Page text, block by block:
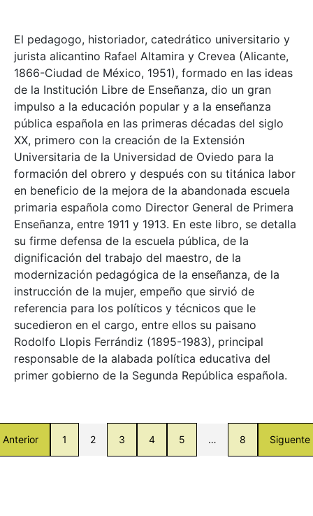
El pedagogo, historiador, catedrático universitario y
jurista alicantino Rafael Altamira y Crevea (Alicante,
1866-Ciudad de México, 1951), formado en las ideas
de la Institución Libre de Enseñanza, dio un gran
impulso a la educación popular y a la enseñanza
pública española en las primeras décadas del siglo
XX, primero con la creación de la Extensión
Universitaria de la Universidad de Oviedo para la
formación del obrero y después con su titánica labor
en beneficio de la mejora de la abandonada escuela
primaria española como Director General de Primera
Enseñanza, entre 1911 y 1913. En este libro, se detalla
su firme defensa de la escuela pública, de la
dignificación del trabajo del maestro, de la
modernización pedagógica de la enseñanza, de la
instrucción de la mujer, empeño que sirvió de
referencia para los políticos y técnicos que le
sucedieron en el cargo, entre ellos su paisano
Rodolfo Llopis Ferrándiz (1895-1983), principal
responsable de la alabada política educativa del
primer gobierno de la Segunda República española.
Anterior 1 2 3 4 5 … 8 Siguente